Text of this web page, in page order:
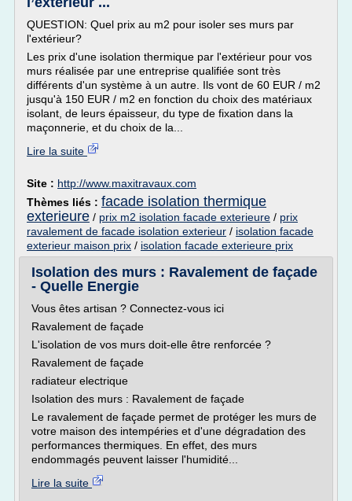
QUESTION: Quel prix au m2 pour isoler ses murs par
l'extérieur?
Les prix d'une isolation thermique par l'extérieur pour vos
murs réalisée par une entreprise qualifiée sont très
différents d'un système à un autre. Ils vont de 60 EUR / m2
jusqu'à 150 EUR / m2 en fonction du choix des matériaux
isolant, de leurs épaisseur, du type de fixation dans la
maçonnerie, et du choix de la...
Lire la suite
Site : http://www.maxitravaux.com
Thèmes liés : facade isolation thermique
exterieure / prix m2 isolation facade exterieure / prix
ravalement de facade isolation exterieur / isolation facade
exterieur maison prix / isolation facade exterieure prix
Isolation des murs : Ravalement de façade
- Quelle Energie
Vous êtes artisan ? Connectez-vous ici
Ravalement de façade
L'isolation de vos murs doit-elle être renforcée ?
Ravalement de façade
radiateur electrique
Isolation des murs : Ravalement de façade
Le ravalement de façade permet de protéger les murs de
votre maison des intempéries et d'une dégradation des
performances thermiques. En effet, des murs
endommagés peuvent laisser l'humidité...
Lire la suite